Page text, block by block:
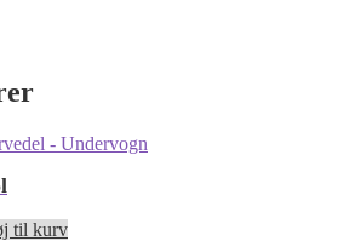
til kurv